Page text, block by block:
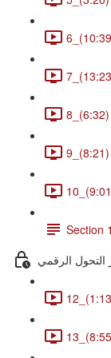
التحول الرقمي